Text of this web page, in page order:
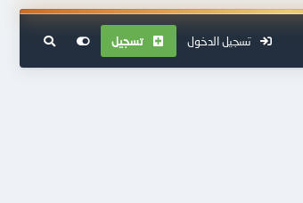
تسجيل الدخول تسجيل